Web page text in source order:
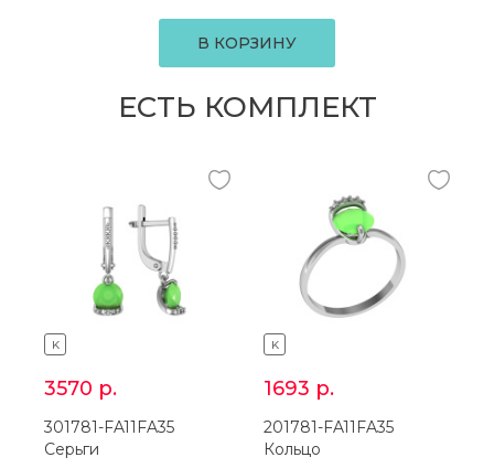
В КОРЗИНУ
ЕСТЬ КОМПЛЕКТ
K
3570 р.
301781-FA11FA35
Серьги
K
1693 р.
201781-FA11FA35
Кольцо